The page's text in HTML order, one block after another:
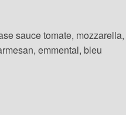
sauce tomate,
emmental, bleu